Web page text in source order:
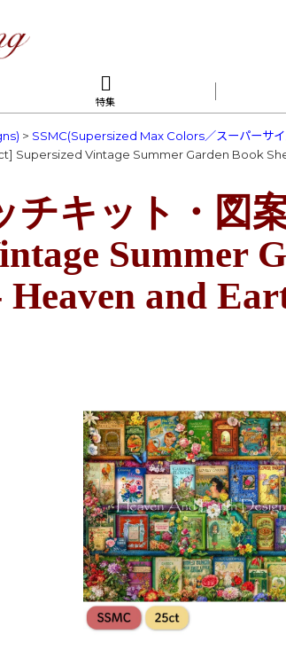
特集
> SSMC(Supersized Max Colors／スーパーサイ
Supersized Vintage Summer Garden Book
チキット・図
Summer
and